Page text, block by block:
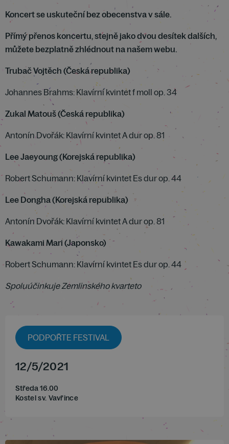
Koncert se uskuteční bez obecenstva v sále.
Přímý přenos koncertu, stejně jako dvou desítek dalších,
můžete bezplatně zhlédnout na našem webu.
Trubač Vojtěch (Česká republika)
Johannes Brahms: Klavírní kvintet f moll op. 34
Zukal Matouš (Česká republika)
Antonín Dvořák: Klavírní kvintet A dur op. 81
Lee Jaeyoung (Korejská republika)
Robert Schumann: Klavírní kvintet Es dur op. 44
Lee Dongha (Korejská republika)
Antonín Dvořák: Klavírní kvintet A dur op. 81
Kawakami Mari (Japonsko)
Robert Schumann: Klavírní kvintet Es dur op. 44
Spoluúčinkuje Zemlinského kvarteto
PODPOŘTE FESTIVAL
12/5/2021
Středa 16.00
Kostel sv. Vavřince